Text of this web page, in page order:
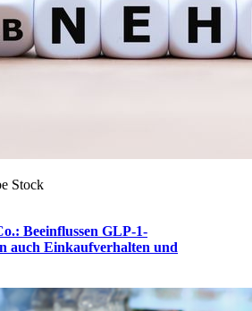
Stock
Beeinflussen GLP-1-
auch Einkaufverhalten und